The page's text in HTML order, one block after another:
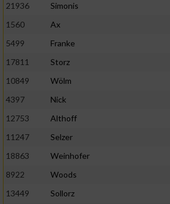
21936
Simonis
1560
Ax
5499
Franke
17811
Storz
10849
Wölm
4397
Nick
12753
Althoff
11247
Selzer
18863
Weinhofer
8922
Woods
13449
Sollorz